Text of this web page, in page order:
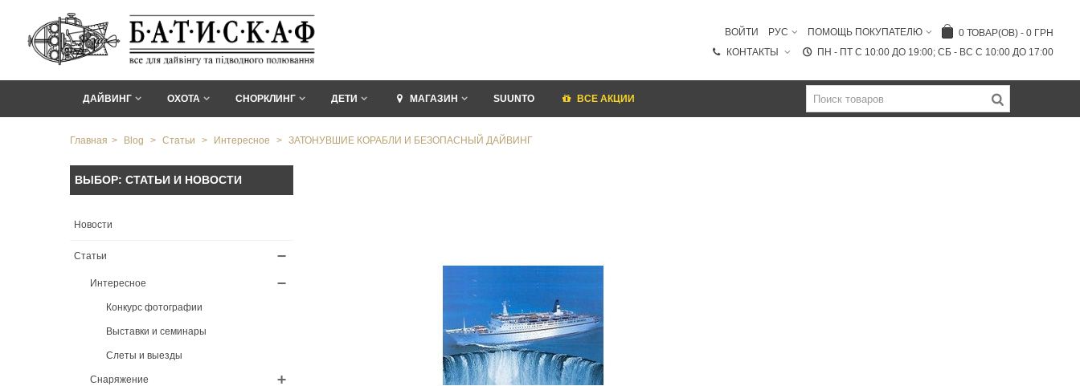
0 ТОВАР(ОВ) - 0 ГРН
ПОМОЩЬ ПОКУПАТЕЛЮ
РУС
ВОЙТИ
ПН - ПТ C 10:00 ДО 19:00; СБ - ВС С 10:00 ДО 17:00
КОНТАКТЫ
ДАЙВИНГ ОХОТА СНОРКЛИНГ ДЕТИ МАГАЗИН SUUNTO ВСЕ АКЦИИ
Главная > Blog > Статьи > Интересное > ЗАТОНУВШИЕ КОРАБЛИ И БЕЗОПАСНЫЙ ДАЙВИНГ
ВЫБОР: СТАТЬИ И НОВОСТИ
Новости
Статьи
Интересное
Конкурс фотографии
Выставки и семинары
Слеты и выезды
Снаряжение